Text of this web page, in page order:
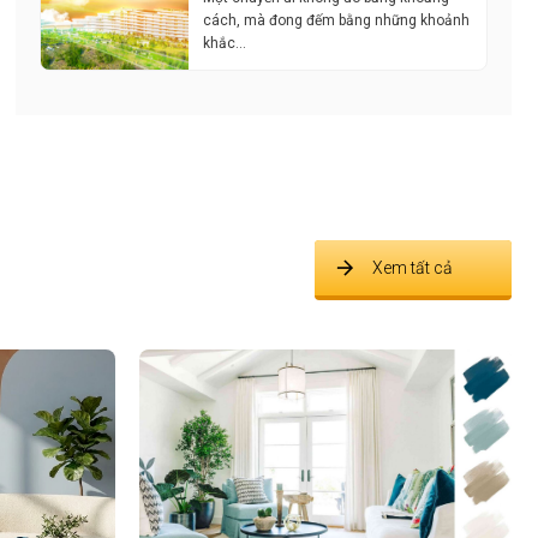
cách, mà đong đếm bằng những khoảnh
khắc…
Xem tất cả